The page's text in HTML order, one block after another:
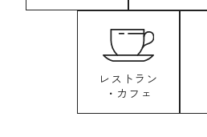
レストラン
・カフェ